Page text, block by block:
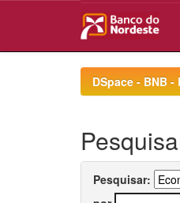
DSpace - BNB
Pesquisar: